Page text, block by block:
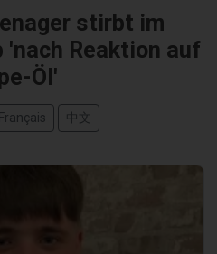
stirbt im
'nach Reaktion auf
Öl'
Français 中文